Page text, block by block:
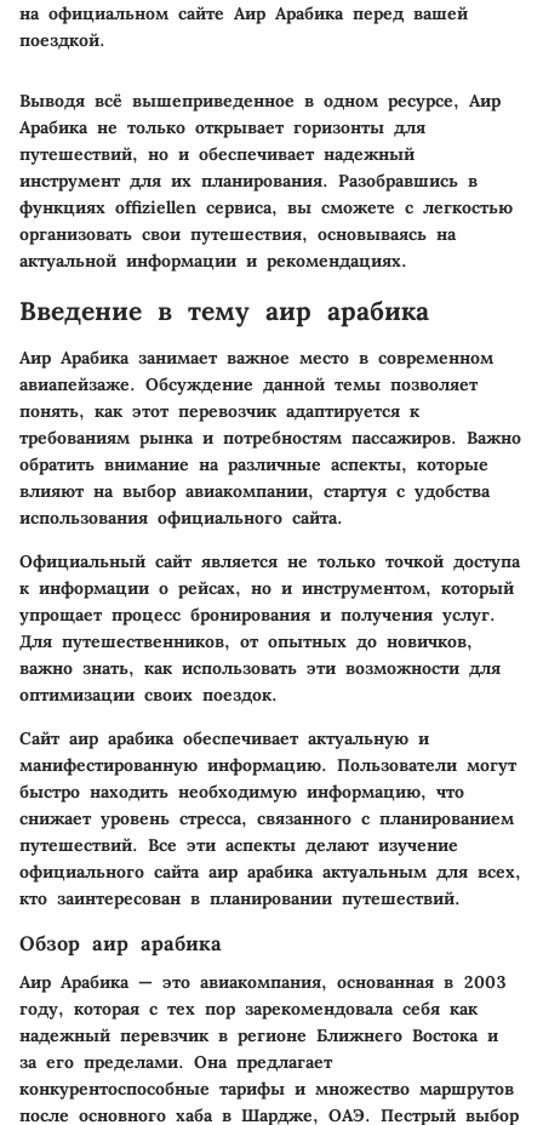
на официальном сайте Аир Арабикаперед вашей
поездкой.
Выводя всё вышеприведенное в одном ресурсе, Аир
Арабикане только открывает горизонты для
путешествий, но и обеспечивает надежный
инструмент для их планирования. Разобравшись в
функциях offiziellen сервиса, вы сможете с легкостью
организовать свои путешествия, основываясь на
актуальной информации и рекомендациях.
Введение в тему аир арабика
Аир Арабика занимает важное место в современном
авиапейзаже. Обсуждение данной темы позволяет
понять, как этот перевозчик адаптируется к
требованиям рынка и потребностям пассажиров. Важно
обратить внимание на различные аспекты, которые
влияют на выбор авиакомпании, стартуя с удобства
использования официального сайта.
Официальный сайт является не только точкой доступа
к информации о рейсах, но и инструментом, который
упрощает процесс бронирования и получения услуг.
Для путешественников, от опытных до новичков,
важно знать, как использовать эти возможности для
оптимизации своих поездок.
Сайт аир арабика обеспечивает актуальную и
манифестированную информацию. Пользователи могут
быстро находить необходимую информацию, что
снижает уровень стресса, связанного с планированием
путешествий. Все эти аспекты делают изучение
официального сайта аир арабика актуальным для всех,
кто заинтересован в планировании путешествий.
Обзор аир арабика
Аир Арабика — это авиакомпания, основанная в 2003
году, которая с тех пор зарекомендовала себя как
надежный перевзчик в регионе Ближнего Востока и
за его пределами. Она предлагает
конкурентоспособные тарифы и множество маршрутов
после основного хаба в Шардже, ОАЭ. Пестрый выбор